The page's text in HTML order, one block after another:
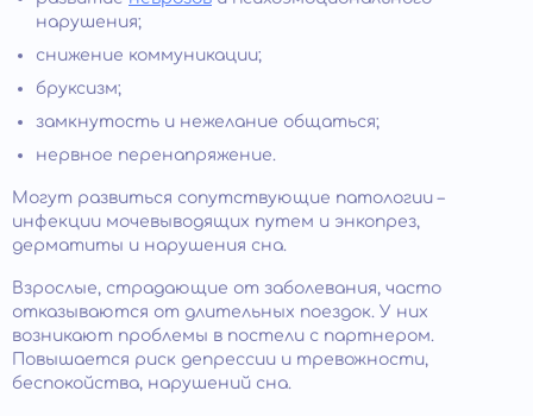
нарушения;
снижение коммуникации;
бруксизм;
замкнутость и нежелание общаться;
нервное перенапряжение.
Могут развиться сопутствующие патологии –
инфекции мочевыводящих путем и энкопрез,
дерматиты и нарушения сна.
Взрослые, страдающие от заболевания, часто
отказываются от длительных поездок. У них
возникают проблемы в постели с партнером.
Повышается риск депрессии и тревожности,
беспокойства, нарушений сна.